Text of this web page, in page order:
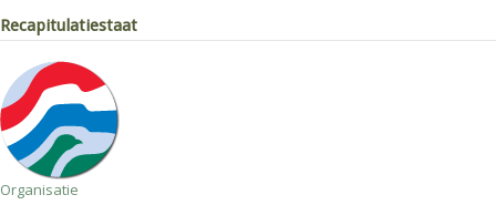
Recapitulatiestaat
Organisatie